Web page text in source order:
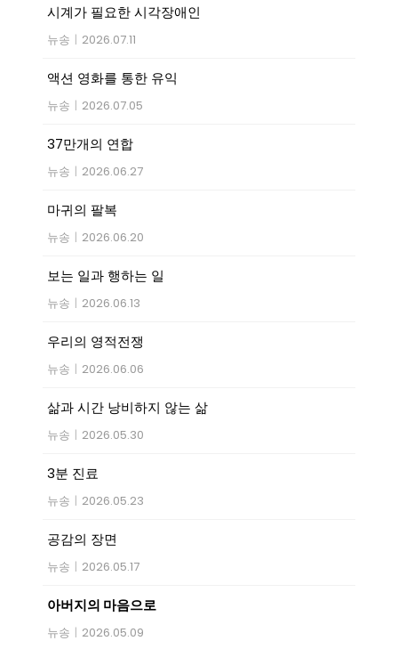
시계가 필요한 시각장애인
뉴송 | 2026.07.11
액션 영화를 통한 유익
뉴송 | 2026.07.05
37만개의 연합
뉴송 | 2026.06.27
마귀의 팔복
뉴송 | 2026.06.20
보는 일과 행하는 일
뉴송 | 2026.06.13
우리의 영적전쟁
뉴송 | 2026.06.06
삶과 시간 낭비하지 않는 삶
뉴송 | 2026.05.30
3분 진료
뉴송 | 2026.05.23
공감의 장면
뉴송 | 2026.05.17
아버지의 마음으로
뉴송 | 2026.05.09